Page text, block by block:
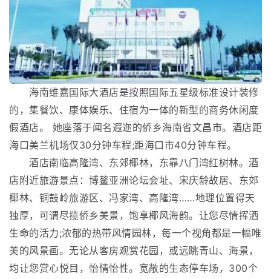
海南维嘉国际大酒店是按照国际五星级标准设计装修
的，集餐饮、康体娱乐、住宿为一体的新型的商务休闲度
假酒店。 她座落于闻名遐迩的侨乡海南省文昌市。酒店距
海口美兰机场仅30分钟车程;距海口市40分钟车程。
酒店南临高隆湾、东郊椰林，东靠八门湾红树林。酒
店附近旅游景点：博鳌亚洲论坛会址、宋庆龄故居、东郊
椰林、铜鼓岭旅游区、冯家湾、高隆湾……地理位置得天
独厚，可谓尽揽侨乡美景，饱享椰风海韵。让您尽情挥洒
生命的活力;浓郁的热带风情园林，每一个视角都是一幅唯
美的风景画。无论从客房观赏花园，或远眺青山、海景，
均让您赏心悦目，怡情怡性。宽敞的生态停车场，300个